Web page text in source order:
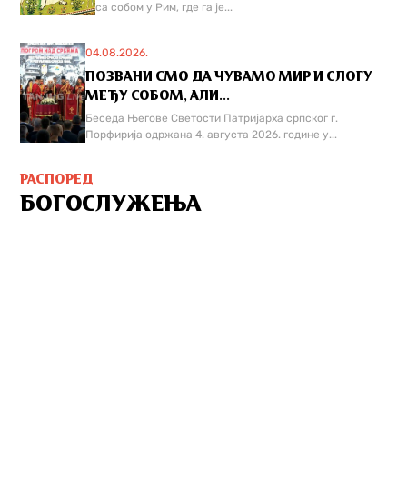
са собом у Рим, где га је...
04.08.2026.
ПОЗВАНИ СМО ДА ЧУВАМО МИР И СЛОГУ
МЕЂУ СОБОМ, АЛИ...
Беседа Његове Светости Патријарха српског г.
Порфирија одржана 4. августа 2026. године у...
РАСПОРЕД
БОГОСЛУЖЕЊА